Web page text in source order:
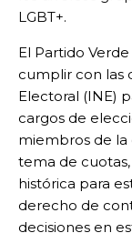
LGBT+.
El Partido
cumplir con las
Electoral (INE)
cargos de
miembros de la
tema de
histórica para
derecho de
decisiones en